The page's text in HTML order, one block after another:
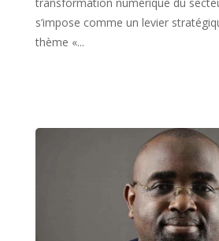
s’impose comme un levier
thème «...